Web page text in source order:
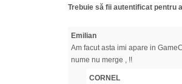
Trebuie să fii autentificat pentru
Emilian
Am facut asta imi apare in
nume nu merge , !!
CORNEL